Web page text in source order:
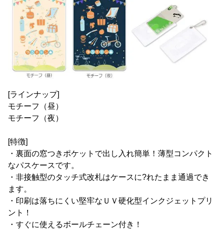
[ラインナップ]
モチーフ（昼）
モチーフ（夜）
[特徴]
・裏面の窓つきポケットで出し入れ簡単！薄型コンパクト
なパスケースです。
・非接触型のタッチ式改札はケースに?れたまま通過でき
ます。
・印刷は落ちにくい堅牢なＵＶ硬化型インクジェットプリ
ント！
・すぐに使えるボールチェーン付き！